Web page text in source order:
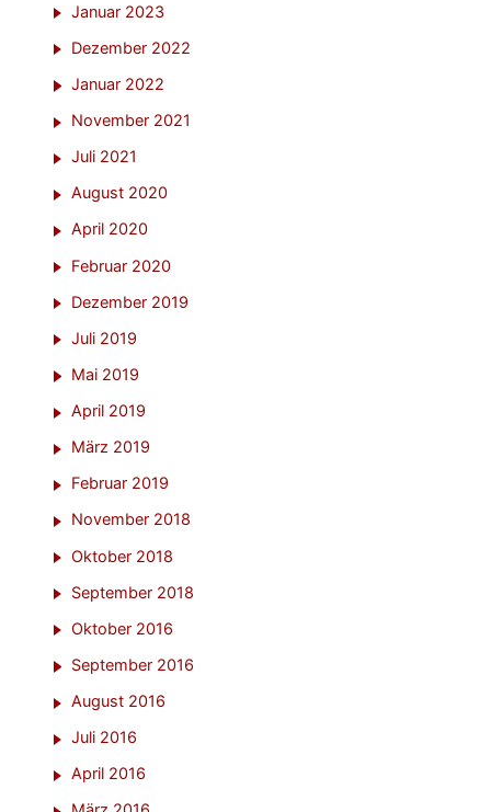
Januar 2023
Dezember 2022
Januar 2022
November 2021
Juli 2021
August 2020
April 2020
Februar 2020
Dezember 2019
Juli 2019
Mai 2019
April 2019
März 2019
Februar 2019
November 2018
Oktober 2018
September 2018
Oktober 2016
September 2016
August 2016
Juli 2016
April 2016